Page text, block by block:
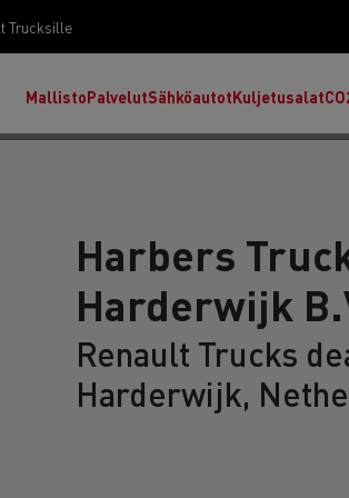
Trucksille
MallistoPalvelutSähköautotKuljetusalat
Harbers
Harderwijk
Renault Trucks
Harderwijk,